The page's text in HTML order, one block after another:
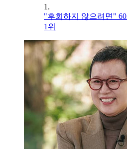
1.
"후회하지 않으려면"
1위